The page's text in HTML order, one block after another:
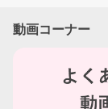
動画コーナー